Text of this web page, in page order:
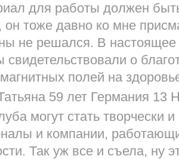
для работы должен
он тоже давно ко мне
не решался. В настоящее
свидетельствовали о
полей на
59 лет Германия 13
могут стать творчески
и компании,
Так уж все и съела, ну